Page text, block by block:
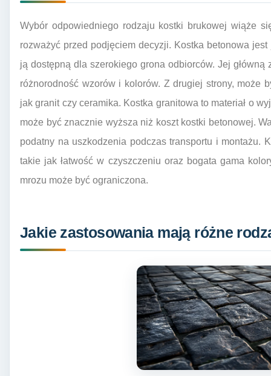
Wybór odpowiedniego rodzaju kostki brukowej wiąże
rozważyć przed podjęciem decyzji. Kostka betonowa
ją dostępną dla szerokiego grona odbiorców. Jej
różnorodność wzorów i kolorów. Z drugiej strony, może
jak granit czy ceramika. Kostka granitowa to materiał o
może być znacznie wyższa niż koszt kostki betonowej.
podatny na uszkodzenia podczas transportu i montażu.
takie jak łatwość w czyszczeniu oraz bogata gama
mrozu może być ograniczona.
Jakie zastosowania mają różne